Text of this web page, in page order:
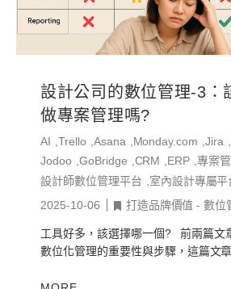
設計公司的數位管理-3：
做專案管理嗎?
AI Trello Asana Monday.com Jira
Jodoo
GoBridge CRM ERP 專案
設計師數位管理平台
室內設計專屬平
2025-10-06
打造品牌價值 - 數位
工具好多，該選擇哪一個? 前兩篇文章已經講了管理與
數位化管理的重要性與步驟，這篇文